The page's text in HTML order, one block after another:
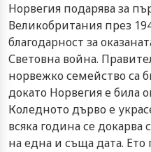
Норвегия подарява за
Великобритания през
благодарност за
Световна война.
норвежко семейство са
докато Норвегия е била
Коледното дърво е
всяка година се
на една и съща дата. Ето